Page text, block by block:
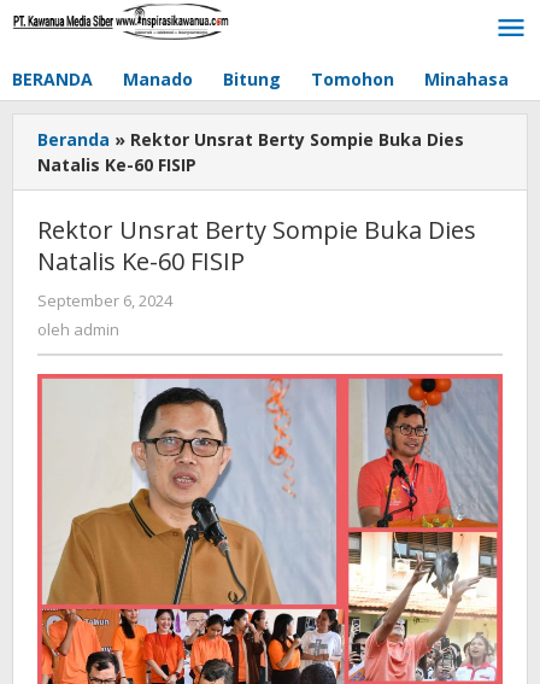
Lewati
BERANDA Manado Bitung Tomohon Minahasa
Beranda » Rektor Unsrat Berty Sompie Buka Dies
Natalis Ke-60 FISIP
Rektor Unsrat Berty Sompie Buka Dies
Natalis Ke-60 FISIP
September 6, 2024
oleh admin